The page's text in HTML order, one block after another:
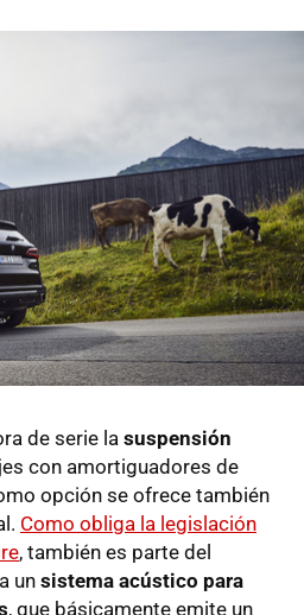
de serie la suspensión
con amortiguadores de
opción se ofrece también
Como obliga la legislación
, también es parte del
unsistema acústico para
, que básicamente emite un